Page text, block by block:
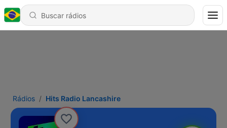
Rádios Hits Radio Lancashire